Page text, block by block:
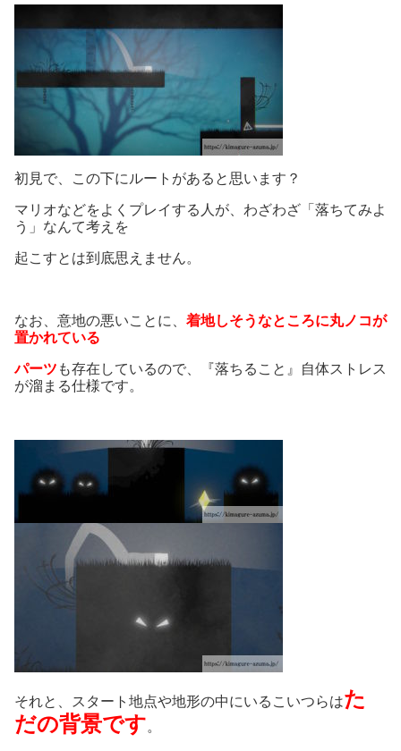
初見で、この下にルートがあると思います？
マリオなどをよくプレイする人が、わざわざ「落ちてみよ
う」なんて考えを
起こすとは到底思えません。
なお、意地の悪いことに、 着地しそうなところに丸ノコが
置かれている
パーツ も存在しているので、『落ちること』自体ストレス
が溜まる仕様です。
それと、スタート地点や地形の中にいるこいつらはた
だの背景です。